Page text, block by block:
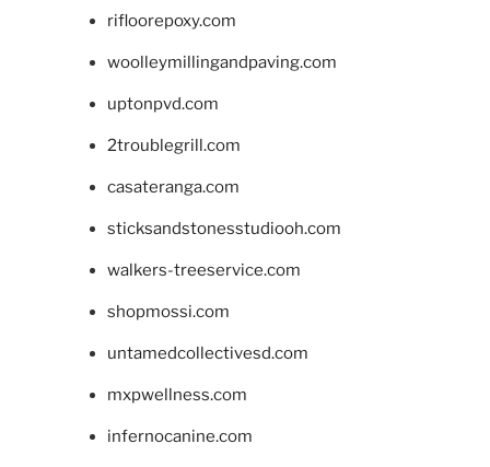
rifloorepoxy.com
woolleymillingandpaving.com
uptonpvd.com
2troublegrill.com
casateranga.com
sticksandstonesstudiooh.com
walkers-treeservice.com
shopmossi.com
untamedcollectivesd.com
mxpwellness.com
infernocanine.com